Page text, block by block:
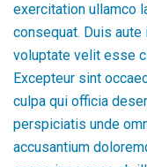
exercitation ullamco
consequat. Duis
voluptate velit esse
Excepteur sint
culpa qui officia
perspiciatis unde
accusantium